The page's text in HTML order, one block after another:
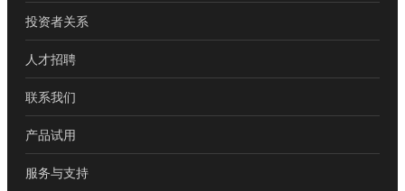
投资者关系
人才招聘
联系我们
产品试用
服务与支持